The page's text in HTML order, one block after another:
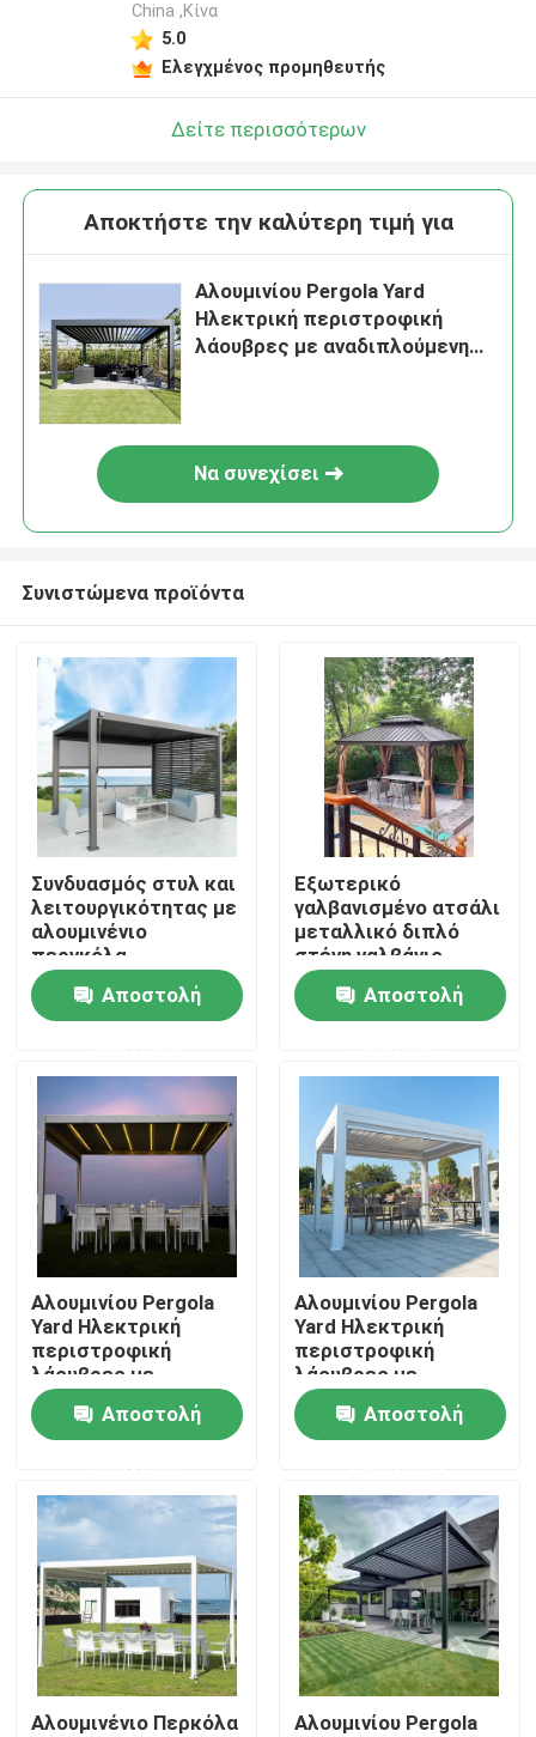
Προϊόντα
Περίπου εμείς
Ποιοτικός έλεγχος
Μας ελάτε σε επαφή με
Ειδήσεις
Ζητήστε ένα απόσπασμα
Πέργκολα Patio αργιλίου
Πέργκολα Louvered αργιλίου
China ,Κίνα
5.0
Ελεγχμένος προμηθευτής
Δείτε περισσότερων
Αποκτήστε την καλύτερη τιμή για
Αλουμινίου Pergola Yard
Ηλεκτρική περιστροφική
λάουβρες με αναδιπλούμενη
Να συνεχίσει
Συνιστώμενα προϊόντα
Συνδυασμός στυλ και
λειτουργικότητας με
αλουμινένιο
περγκόλα
Αποστολή
Εξωτερικό
γαλβανισμένο ατσάλι
μεταλλικό διπλό
στέγη γαλβάνιο
Αποστολή
Αλουμινίου Pergola
Yard Ηλεκτρική
περιστροφική
λάουβρες με
αναδιπλούμενη
οροφή Αποστολή
Αλουμινίου Pergola
Yard Ηλεκτρική
περιστροφική
λάουβρες με
αναδιπλούμενη
οροφή Αποστολή
Αλουμινένιο Περκόλα
Αλουμινίου Pergola